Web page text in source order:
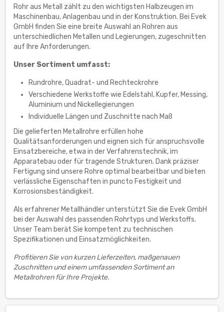
Rohr aus Metall zählt zu den wichtigsten Halbzeugen im
Maschinenbau, Anlagenbau und in der Konstruktion. Bei Evek
GmbH finden Sie eine breite Auswahl an Rohren aus
unterschiedlichen Metallen und Legierungen, zugeschnitten
auf Ihre Anforderungen.
Unser Sortiment umfasst:
Rundrohre, Quadrat- und Rechteckrohre
Verschiedene Werkstoffe wie Edelstahl, Kupfer, Messing,
Aluminium und Nickellegierungen
Individuelle Längen und Zuschnitte nach Maß
Die gelieferten Metallrohre erfüllen hohe
Qualitätsanforderungen und eignen sich für anspruchsvolle
Einsatzbereiche, etwa in der Verfahrenstechnik, im
Apparatebau oder für tragende Strukturen. Dank präziser
Fertigung sind unsere Rohre optimal bearbeitbar und bieten
verlässliche Eigenschaften in puncto Festigkeit und
Korrosionsbeständigkeit.
Als erfahrener Metallhändler unterstützt Sie die Evek GmbH
bei der Auswahl des passenden Rohrtyps und Werkstoffs.
Unser Team berät Sie kompetent zu technischen
Spezifikationen und Einsatzmöglichkeiten.
Profitieren Sie von kurzen Lieferzeiten, maßgenauen
Zuschnitten und einem umfassenden Sortiment an
Metallrohren für Ihre Projekte.